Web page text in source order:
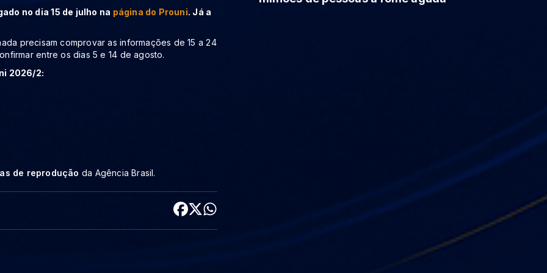
no dia 15 de julho na página do Prouni. Já a
precisam comprovar as informações de 15 a 24
entre os dias 5 e 14 de agosto.
2026/2:
de reprodução da Agência Brasil.